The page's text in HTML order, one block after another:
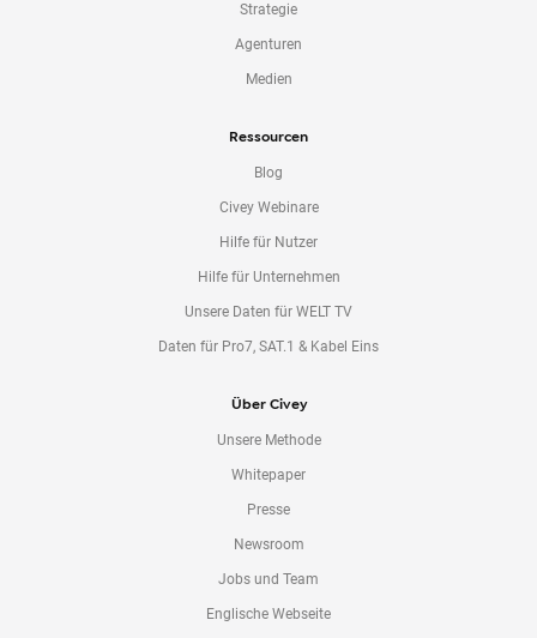
Strategie
Agenturen
Medien
Ressourcen
Blog
Civey Webinare
Hilfe für Nutzer
Hilfe für Unternehmen
Unsere Daten für WELT TV
Daten für Pro7, SAT.1 & Kabel Eins
Über Civey
Unsere Methode
Whitepaper
Presse
Newsroom
Jobs und Team
Englische Webseite